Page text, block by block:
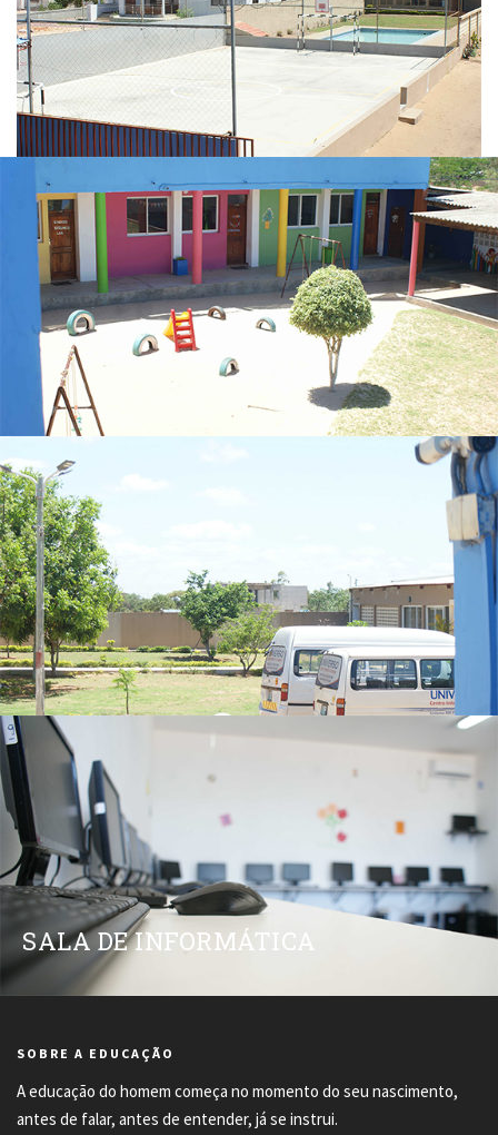
SALA DE INFORMÁTICA
SOBRE A EDUCAÇÃO
A educação do homem começa no momento do seu nascimento,
antes de falar, antes de entender, já se instrui.